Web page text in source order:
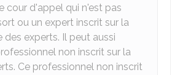
cour d'appel qui n'est pas
ou un expert inscrit sur la
des experts. Il peut aussi
non inscrit sur la
Ce professionnel non inscrit